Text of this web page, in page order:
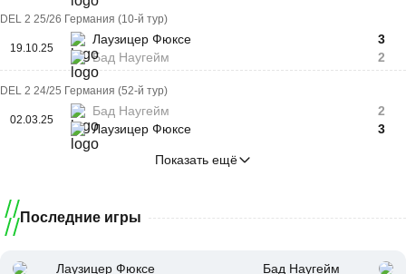
DEL 2 25/26 Германия (10-й тур)
19.10.25
Лаузицер Фюксе
Бад Наугейм
3
2
DEL 2 24/25 Германия (52-й тур)
02.03.25
Бад Наугейм
Лаузицер Фюксе
2
3
Показать ещё
Последние игры
Лаузицер Фюксе Бад Наугейм